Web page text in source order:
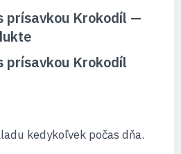
prísavkou Krokodíl —
prísavkou Krokodíl
kedykoľvek počas dňa.